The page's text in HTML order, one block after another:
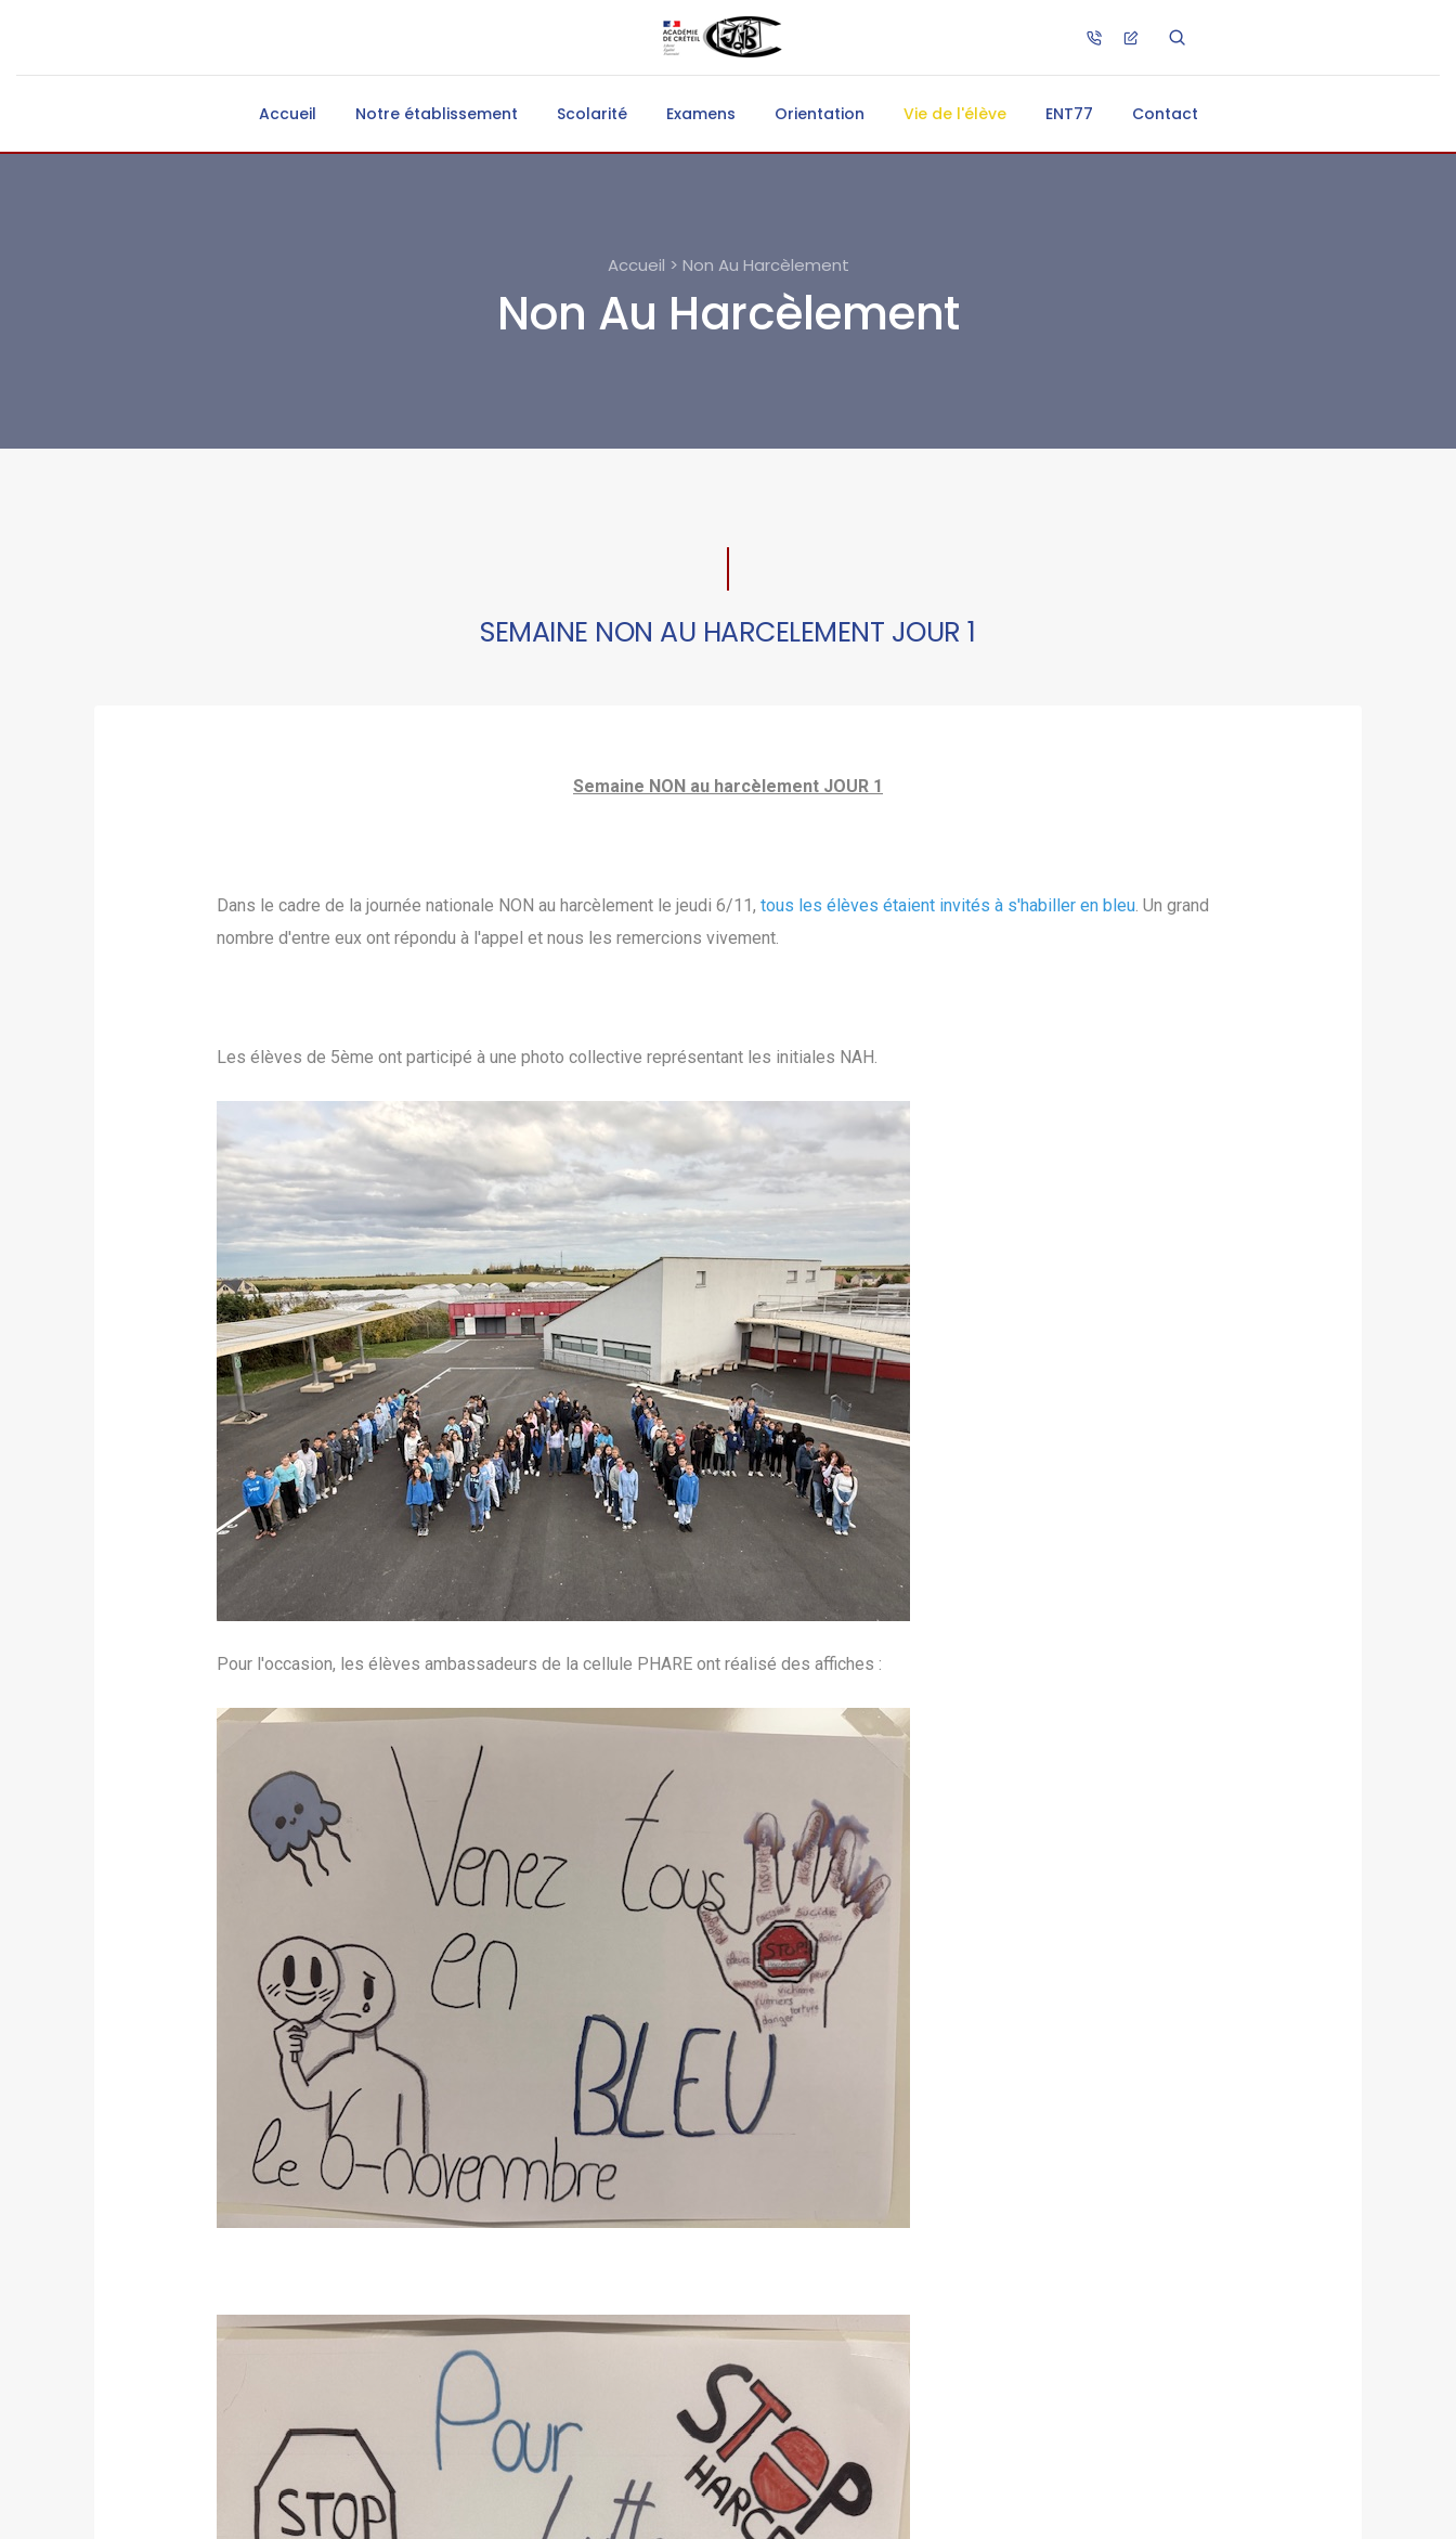
Accueil Notre établissement Scolarité Examens Orientation Vie de l'élève ENT77 Contact
Accueil > Non Au Harcèlement
Non Au Harcèlement
SEMAINE NON AU HARCELEMENT JOUR 1
Semaine NON au harcèlement JOUR 1
Dans le cadre de la journée nationale NON au harcèlement le jeudi 6/11, tous les élèves étaient invités à s'habiller en bleu. Un grand
nombre d'entre eux ont répondu à l'appel et nous les remercions vivement.
Les élèves de 5ème ont participé à une photo collective représentant les initiales NAH.
Pour l'occasion, les élèves ambassadeurs de la cellule PHARE ont réalisé des affiches :